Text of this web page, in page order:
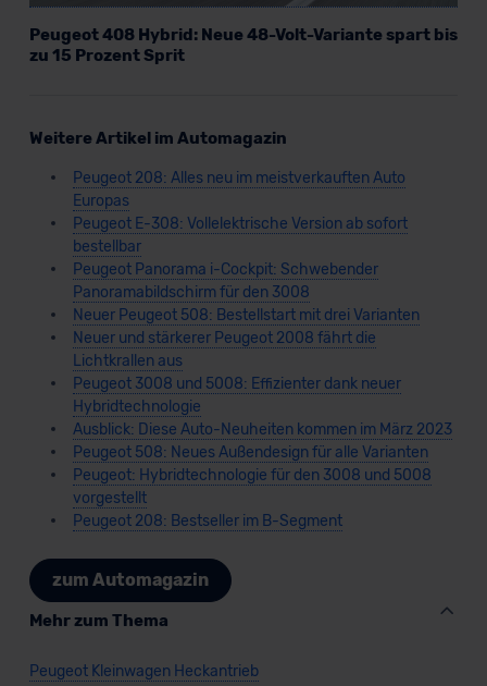
Peugeot 408 Hybrid: Neue 48-Volt-Variante spart bis
zu 15 Prozent Sprit
Weitere Artikel im Automagazin
Peugeot 208: Alles neu im meistverkauften Auto
Europas
Peugeot E-308: Vollelektrische Version ab sofort
bestellbar
Peugeot Panorama i-Cockpit: Schwebender
Panoramabildschirm für den 3008
Neuer Peugeot 508: Bestellstart mit drei Varianten
Neuer und stärkerer Peugeot 2008 fährt die
Lichtkrallen aus
Peugeot 3008 und 5008: Effizienter dank neuer
Hybridtechnologie
Ausblick: Diese Auto-Neuheiten kommen im März 2023
Peugeot 508: Neues Außendesign für alle Varianten
Peugeot: Hybridtechnologie für den 3008 und 5008
vorgestellt
Peugeot 208: Bestseller im B-Segment
zum Automagazin
Mehr zum Thema
Peugeot Kleinwagen Heckantrieb